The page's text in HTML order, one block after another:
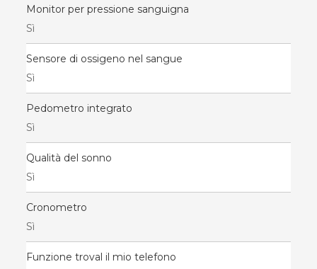
Monitor per pressione sanguigna
Sì
Sensore di ossigeno nel sangue
Sì
Pedometro integrato
Sì
Qualità del sonno
Sì
Cronometro
Sì
Funzione troval il mio telefono